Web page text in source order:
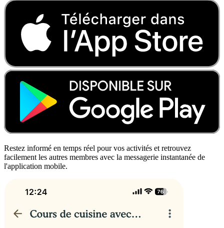
Restez informé en temps réel pour vos activités et retrouvez
facilement les autres membres avec la messagerie instantanée de
l'application mobile.